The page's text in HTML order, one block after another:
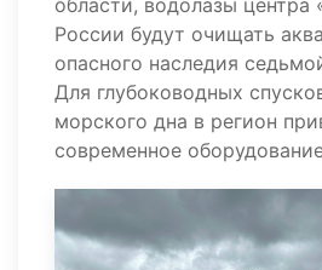
области, водолазы
России будут очищать
опасного наследия
Для глубоководных
морского дна в регион
современное